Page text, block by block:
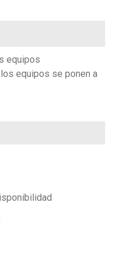
equipos
equipos se ponen a